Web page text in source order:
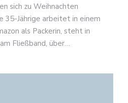
sich zu Weihnachten
35-Jährige arbeitet in einem
als Packerin, steht in
Fließband, über…